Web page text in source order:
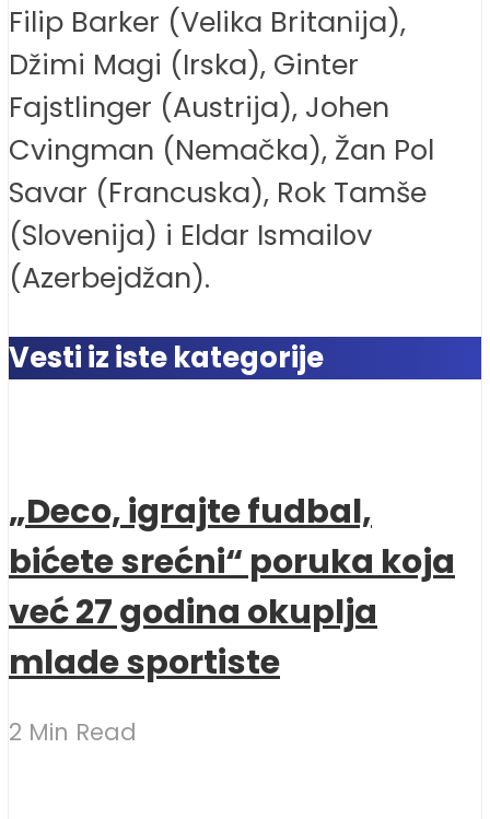
Filip Barker (Velika Britanija),
Džimi Magi (Irska), Ginter
Fajstlinger (Austrija), Johen
Cvingman (Nemačka), Žan Pol
Savar (Francuska), Rok Tamše
(Slovenija) i Eldar Ismailov
(Azerbejdžan).
Vesti iz iste kategorije
„Deco, igrajte fudbal,
bićete srećni“ poruka koja
već 27 godina okuplja
mlade sportiste
2 Min Read